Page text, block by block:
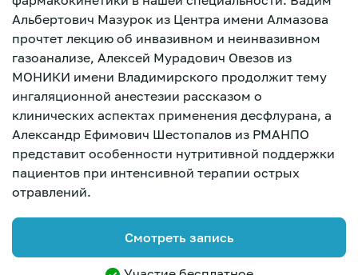
Зарегистрироваться
Альбертович Мазурок из Центра имени Алмазова
прочтет лекцию об инвазивном и неинвазивном
газоанализе, Алексей Мурадович Овезов из
МОНИКИ имени Владимирского продолжит тему
ингаляционной анестезии рассказом о
клинических аспектах применения десфлурана, а
Александр Ефимович Шестопалов из РМАНПО
представит особенности нутритивной поддержки
пациентов при интенсивной терапии острых
отравлений.
Смотреть запись